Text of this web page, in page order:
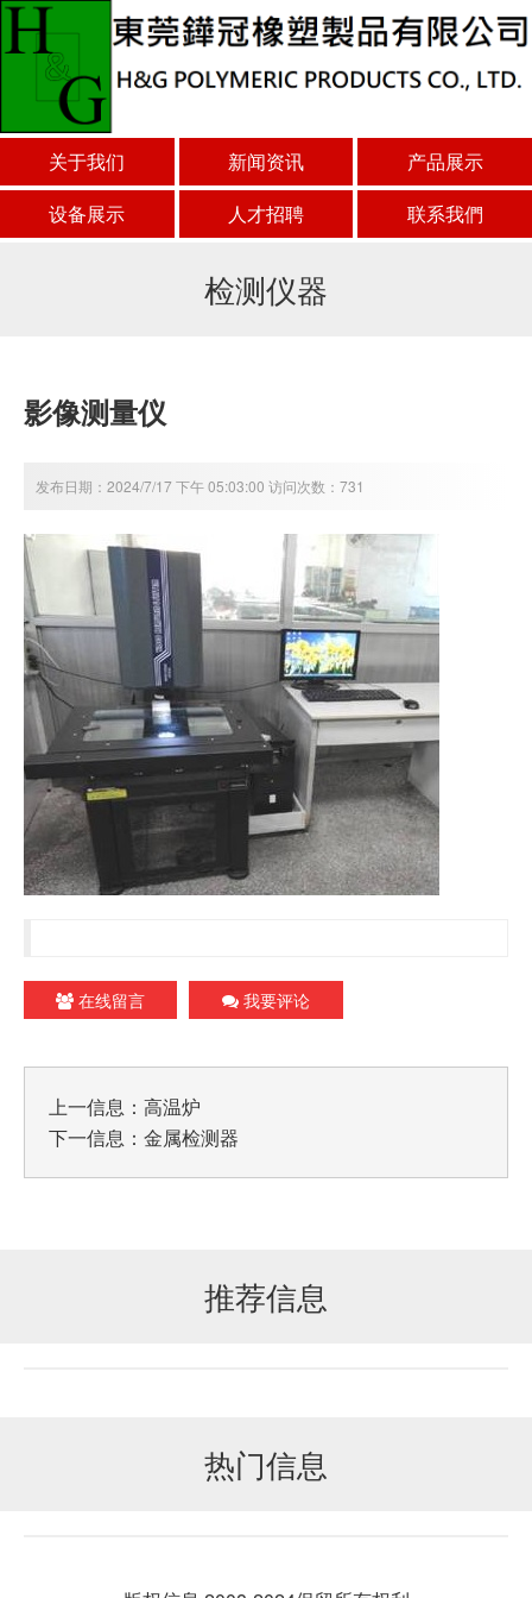
关于我们 新闻资讯
产品展示
设备展示
人才招聘 联系我們
检测仪器
影像测量仪
发布日期：2024/7/17 下午 05:03:00 访问次数：731
在线留言 我要评论
上一信息： 高温炉
下一信息： 金属检测器
推荐信息
热门信息